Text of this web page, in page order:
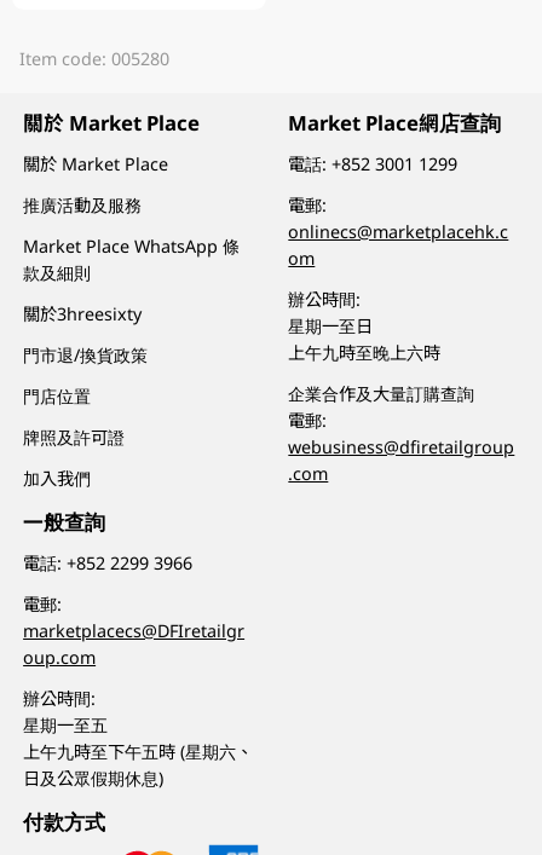
Item code: 005280
關於 Market Place
關於 Market Place
推廣活動及服務
Market Place WhatsApp 條
款及細則
關於3hreesixty
門市退/換貨政策
門店位置
牌照及許可證
加入我們
一般查詢
電話:+852 2299 3966
電郵:
marketplacecs@DFIretailgr
oup.com
辦公時間:
星期一至五
上午九時至下午五時 (星期六、
日及公眾假期休息)
Market Place網店查詢
電話:+852 3001 1299
電郵:
onlinecs@marketplacehk.c
om
辦公時間:
星期一至日
上午九時至晚上六時
企業合作及大量訂購查詢
電郵:
webusiness@dfiretailgroup
.com
付款方式